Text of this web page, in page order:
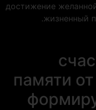
достижение
жизненный
памяти